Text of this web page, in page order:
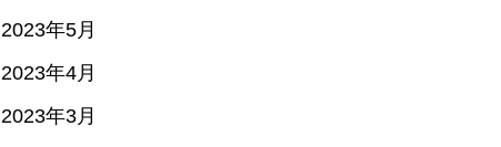
2023年5月
2023年4月
2023年3月